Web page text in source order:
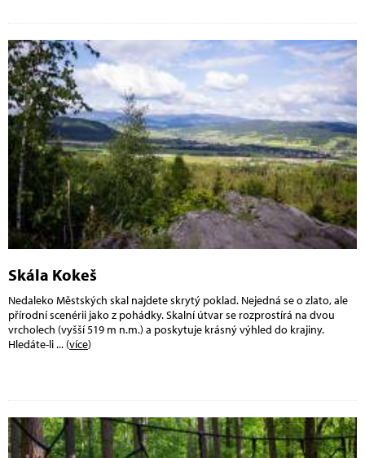
Skála Kokeš
Nedaleko Městských skal najdete skrytý poklad. Nejedná se o zlato, ale
přírodní scenérii jako z pohádky. Skalní útvar se rozprostírá na dvou
vrcholech (vyšší 519 m n.m.) a poskytuje krásný výhled do krajiny.
Hledáte-li... (více)